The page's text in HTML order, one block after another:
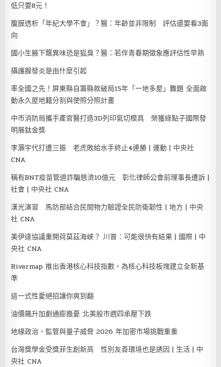
低只要8元！
腹膜透析「年紀大學不會」？醫：年齡並非限制 評估還要看3面
向
國小生腋下飄異味恐是狐臭？醫：若伴青春期徵象應評估性早熟
攝護腺發炎是由什麼引起
率全國之先！屏東縣自籌縣款破局15年「一地多屋」難題 全面啟
動永久屋地籍分割與使照分照計畫
中市消防局攜手產官醫打造3D列印氣切模具 榮獲綠點子國際發
明展鈦金獎
李灝宇代打遭三振 老虎敗給水手終止4連勝 | 運動 | 中央社
CNA
稱有BNT疫苗管道詐騙慈濟10億元 彰化律師公會前理事長遭訴 |
社會 | 中央社 CNA
漢光演習 馬防部結合民間物力驗證全民防衛韌性 | 地方 | 中央
社 CNA
美伊達協議重開荷莫茲海峽？ 川普：可能很快有結果 | 國際 | 中
央社 CNA
Rivermap 推出香港核心科技指數，為核心科技板塊建立全新基
準
這一式性愛絕招讓你爽到翻
油價飆升加劇通膨擔憂 北美股市週四承壓下跌
地緣政治、監管與量子威脅 2026 年加密市場挑戰重重
台灣獎學金受獎菲生創新高 性別友善環境也是誘因 | 生活 | 中
央社 CNA